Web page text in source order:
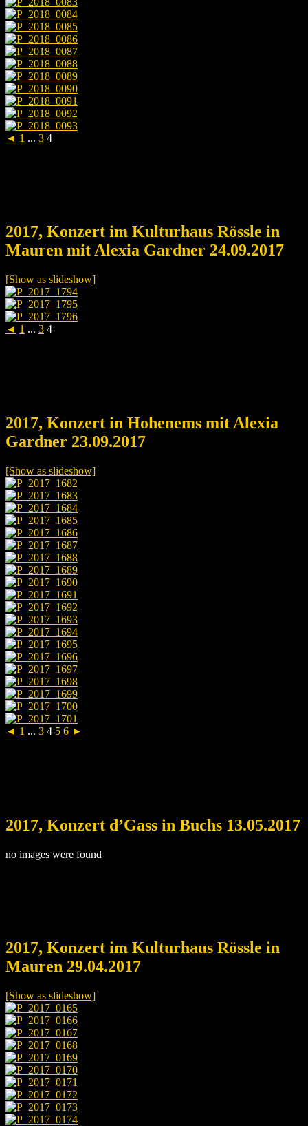
◄ 1 ... 3 4
2017, Konzert im Kulturhaus Rössle in
Mauren mit Alexia Gardner 24.09.2017
[Show as slideshow]
◄ 1 ... 3 4
2017, Konzert in Hohenems mit Alexia
Gardner 23.09.2017
[Show as slideshow]
◄ 1 ... 3 4 5 6 ►
2017, Konzert d’Gass in Buchs 13.05.2017
no images were found
2017, Konzert im Kulturhaus Rössle in
Mauren 29.04.2017
[Show as slideshow]